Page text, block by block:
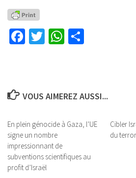
Facebook
TwitterWhatsApp
VOUS AIMEREZ AUSSI...
En plein génocide à Gaza, l’UE
signe un nombre
impressionnant de
subventions scientifiques au
profit d’Israël
Cibler
du